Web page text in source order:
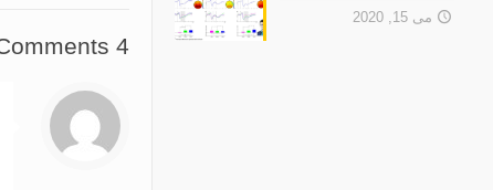
4 Comments
می 15, 2020